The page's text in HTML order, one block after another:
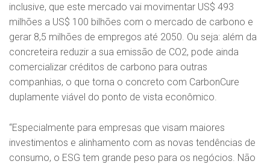
inclusive, que este mercado vai movimentar US$ 493
milhões a US$ 100 bilhões com o mercado de carbono e
gerar 8,5 milhões de empregos até 2050. Ou seja: além da
concreteira reduzir a sua emissão de CO2, pode ainda
comercializar créditos de carbono para outras
companhias, o que torna o concreto com CarbonCure
duplamente viável do ponto de vista econômico.
“Especialmente para empresas que visam maiores
investimentos e alinhamento com as novas tendências de
consumo, o ESG tem grande peso para os negócios. Não